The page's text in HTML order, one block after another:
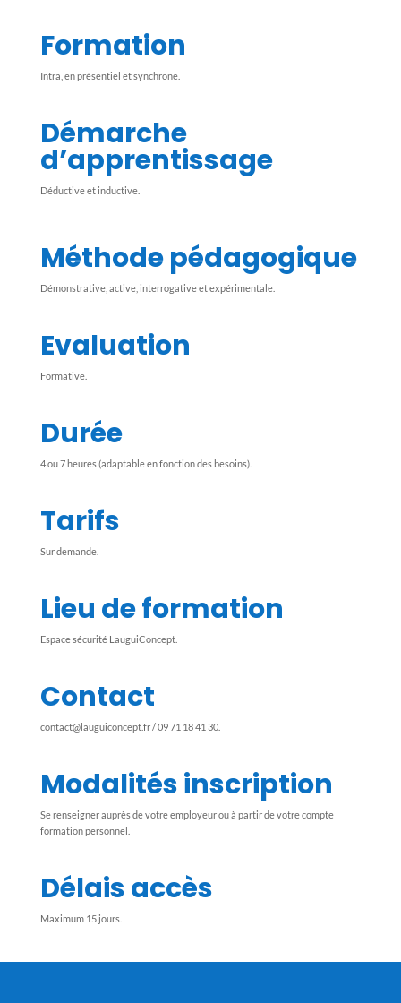
Formation
Intra, en présentiel et synchrone.
Démarche
d’apprentissage
Déductive et inductive.
Méthode pédagogique
Démonstrative, active, interrogative et expérimentale.
Evaluation
Formative.
Durée
4 ou 7 heures (adaptable en fonction des besoins).
Tarifs
Sur demande.
Lieu de formation
Espace sécurité LauguiConcept.
Contact
contact@lauguiconcept.fr/ 09 71 18 41 30.
Modalités inscription
Se renseigner auprès de votre employeur ou à partir de votre compte
formation personnel.
Délais accès
Maximum 15 jours.